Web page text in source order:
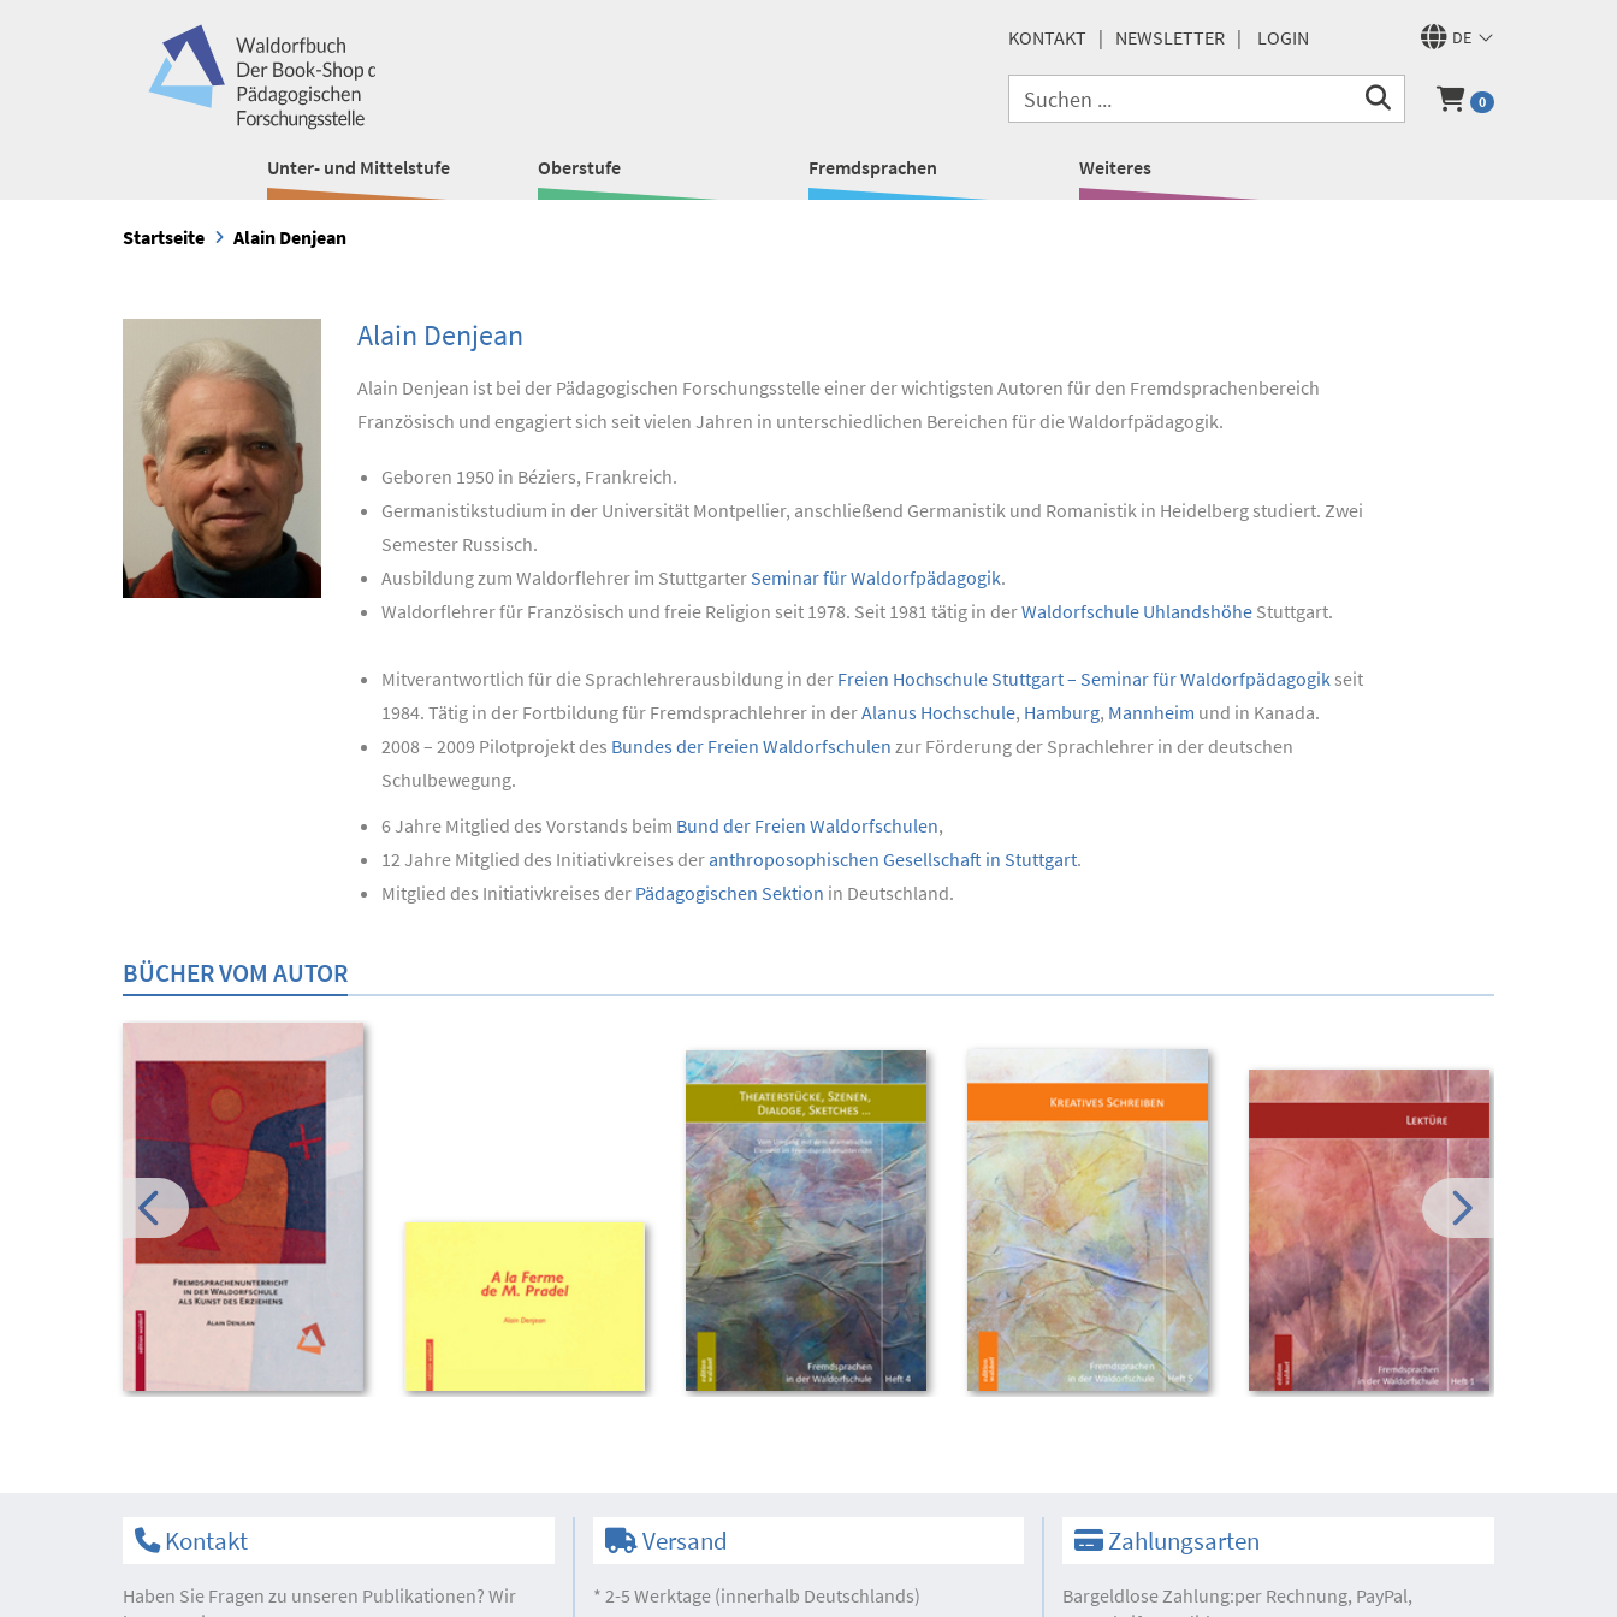
DE
KONTAKT NEWSLETTER LOGIN
0
Unter- und Mittelstufe Oberstufe Fremdsprachen Weiteres
Startseite Alain Denjean
Alain Denjean
Alain Denjean ist bei der Pädagogischen Forschungsstelle einer der wichtigsten Autoren für den Fremdsprachenbereich
Französisch und engagiert sich seit vielen Jahren in unterschiedlichen Bereichen für die Waldorfpädagogik.
Geboren 1950 in Béziers, Frankreich.
Germanistikstudium in der Universität Montpellier, anschließend Germanistik und Romanistik in Heidelberg studiert. Zwei
Semester Russisch.
Ausbildung zum Waldorflehrer im Stuttgarter Seminar für Waldorfpädagogik.
Waldorflehrer für Französisch und freie Religion seit 1978. Seit 1981 tätig in derWaldorfschule Uhlandshöhe Stuttgart.
Mitverantwortlich für die Sprachlehrerausbildung in der Freien Hochschule Stuttgart – Seminar für Waldorfpädagogikseit
1984. Tätig in der Fortbildung für Fremdsprachlehrer in derAlanus Hochschule, Hamburg, Mannheim und in Kanada.
2008 – 2009 Pilotprojekt des Bundes der Freien Waldorfschulen zur Förderung der Sprachlehrer in der deutschen
Schulbewegung.
6 Jahre Mitglied des Vorstands beim Bund der Freien Waldorfschulen,
12 Jahre Mitglied des Initiativkreises der anthroposophischen Gesellschaft in Stuttgart.
Mitglied des Initiativkreises der Pädagogischen Sektion in Deutschland.
BÜCHER VOM AUTOR
Kontakt
Haben Sie Fragen zu unseren Publikationen? Wir
Versand
* 2-5 Werktage (innerhalb Deutschlands)
Zahlungsarten
Bargeldlose Zahlung:per Rechnung, PayPal,